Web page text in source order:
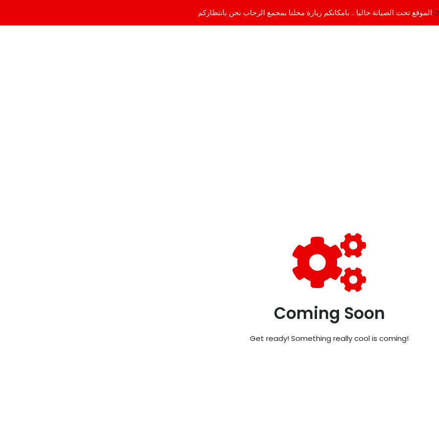
Coming Soon
Get ready! Something really cool is coming!